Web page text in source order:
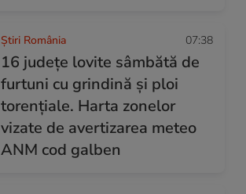
Știri România 07:38
16 județe lovite sâmbătă de
furtuni cu grindină și ploi
torențiale. Harta zonelor
vizate de avertizarea meteo
ANM cod galben